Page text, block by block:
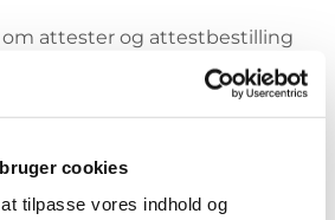
cookies
tilpasse vores indhold og
attester og attestbestilling